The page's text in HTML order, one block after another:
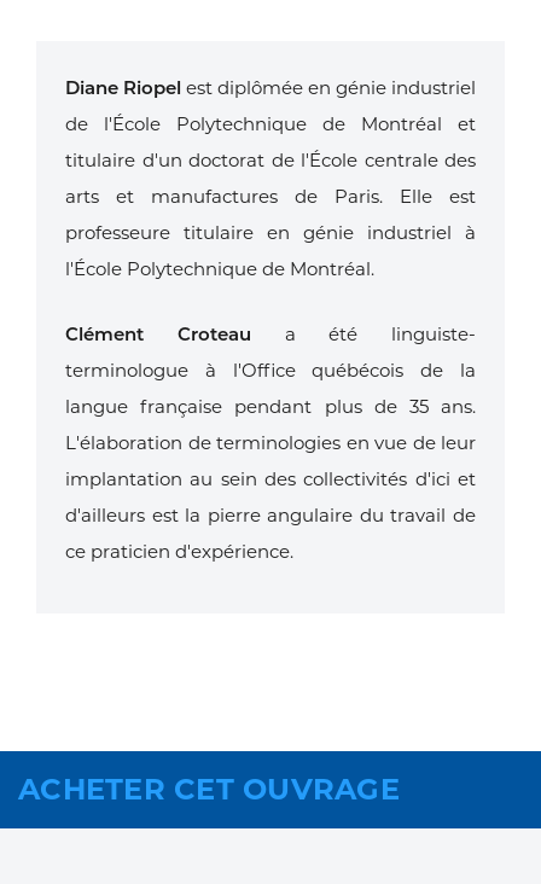
Diane Riopel est diplômée en génie industriel
de l'École Polytechnique de Montréal et
titulaire d'un doctorat de l'École centrale des
arts et manufactures de Paris. Elle est
professeure titulaire en génie industriel à
l'École Polytechnique de Montréal.
Clément Croteau a été linguiste-
terminologue à l'Office québécois de la
langue française pendant plus de 35 ans.
L'élaboration de terminologies en vue de leur
implantation au sein des collectivités d'ici et
d'ailleurs est la pierre angulaire du travail de
ce praticien d'expérience.
ACHETER CET OUVRAGE